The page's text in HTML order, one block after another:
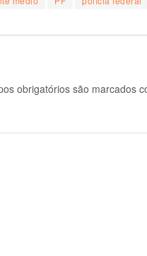
obrigatórios são marcados